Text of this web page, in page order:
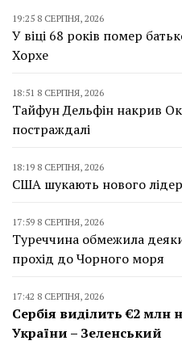
19:25 8 СЕРПНЯ, 2026
У віці 68 років помер
Хорхе
18:51 8 СЕРПНЯ, 2026
Тайфун Дельфін накрив
постраждалі
18:19 8 СЕРПНЯ, 2026
США шукають нового
17:59 8 СЕРПНЯ, 2026
Туреччина обмежила
прохід до Чорного моря
17:42 8 СЕРПНЯ, 2026
Сербія виділить €2 млн
України – Зеленський